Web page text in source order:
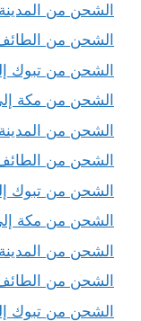
الشحن من
الشحن من
الشحن من تبوك
الشحن من مكة
الشحن من
الشحن من
الشحن من تبوك
الشحن من مكة
الشحن من
الشحن من
الشحن من تبوك